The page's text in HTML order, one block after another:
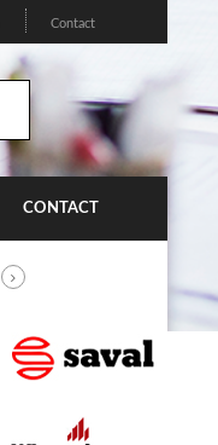
Contact
CONTACT